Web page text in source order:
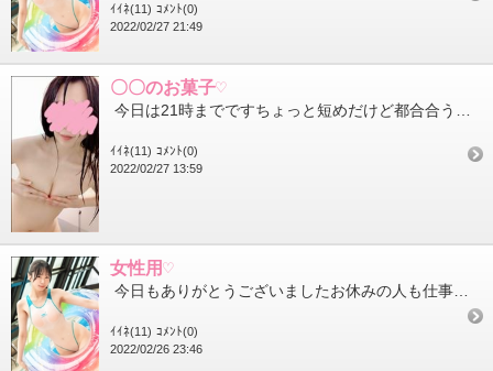
ｲｲﾈ(11) ｺﾒﾝﾄ(0)
2022/02/27 21:49
〇〇のお菓子♡
ｲｲﾈ(11) ｺﾒﾝﾄ(0)
2022/02/27 13:59
女性用♡
ｲｲﾈ(11) ｺﾒﾝﾄ(0)
2022/02/26 23:46